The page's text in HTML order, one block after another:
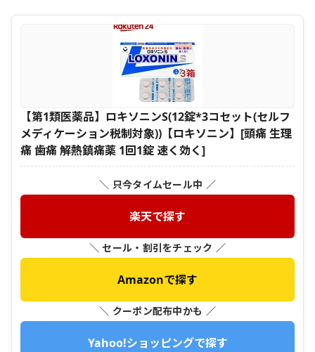
【第1類医薬品】ロキソニンS(12錠*3コセット(セルフ
メディケーション税制対象))【ロキソニン】[頭痛 生理
痛 歯痛 解熱鎮痛薬 1回1錠 速く効く]
＼ 只今タイムセール中 ／
楽天で探す
＼ セール・割引をチェック ／
Amazonで探す
＼ クーポン配布中かも ／
Yahoo!ショッピングで探す